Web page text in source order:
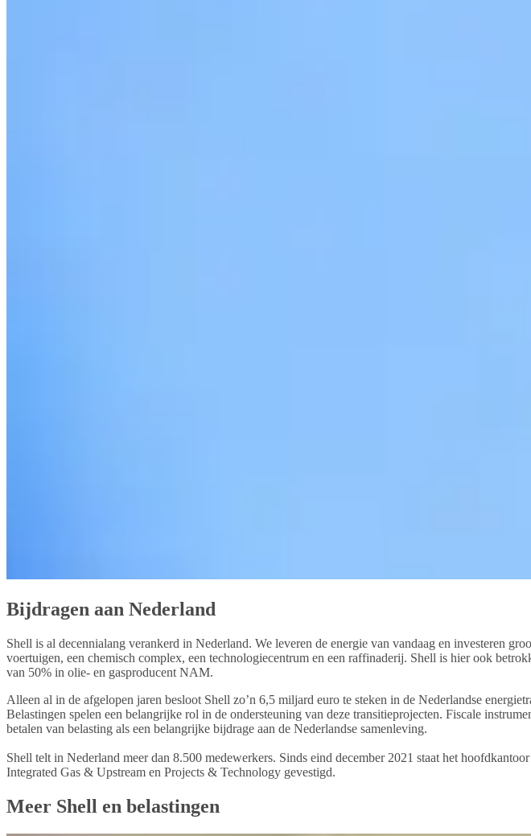
Bijdragen aan Nederland
Shell is al decennialang verankerd in Nederland. We leveren de energie van vandaag en investeren
voertuigen, een chemisch complex, een technologiecentrum en een raffinaderij. Shell is hier ook
van 50% in olie- en gasproducent NAM.
Alleen al in de afgelopen jaren besloot Shell zo’n 6,5 miljard euro te steken in de Nederlandse
Belastingen spelen een belangrijke rol in de ondersteuning van deze transitieprojecten. Fiscale
betalen van belasting als een belangrijke bijdrage aan de Nederlandse samenleving.
Shell telt in Nederland meer dan 8.500 medewerkers. Sinds eind december 2021 staat het
Integrated Gas & Upstream en Projects & Technology gevestigd.
Meer Shell en belastingen